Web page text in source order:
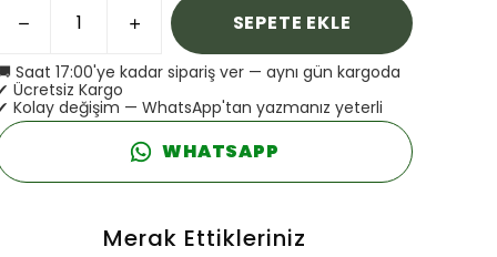
SEPETE EKLE
Saat 17:00'ye kadar sipariş ver — aynı gün kargoda
Ücretsiz Kargo
Kolay değişim — WhatsApp'tan yazmanız yeterli
WHATSAPP
Merak Ettikleriniz